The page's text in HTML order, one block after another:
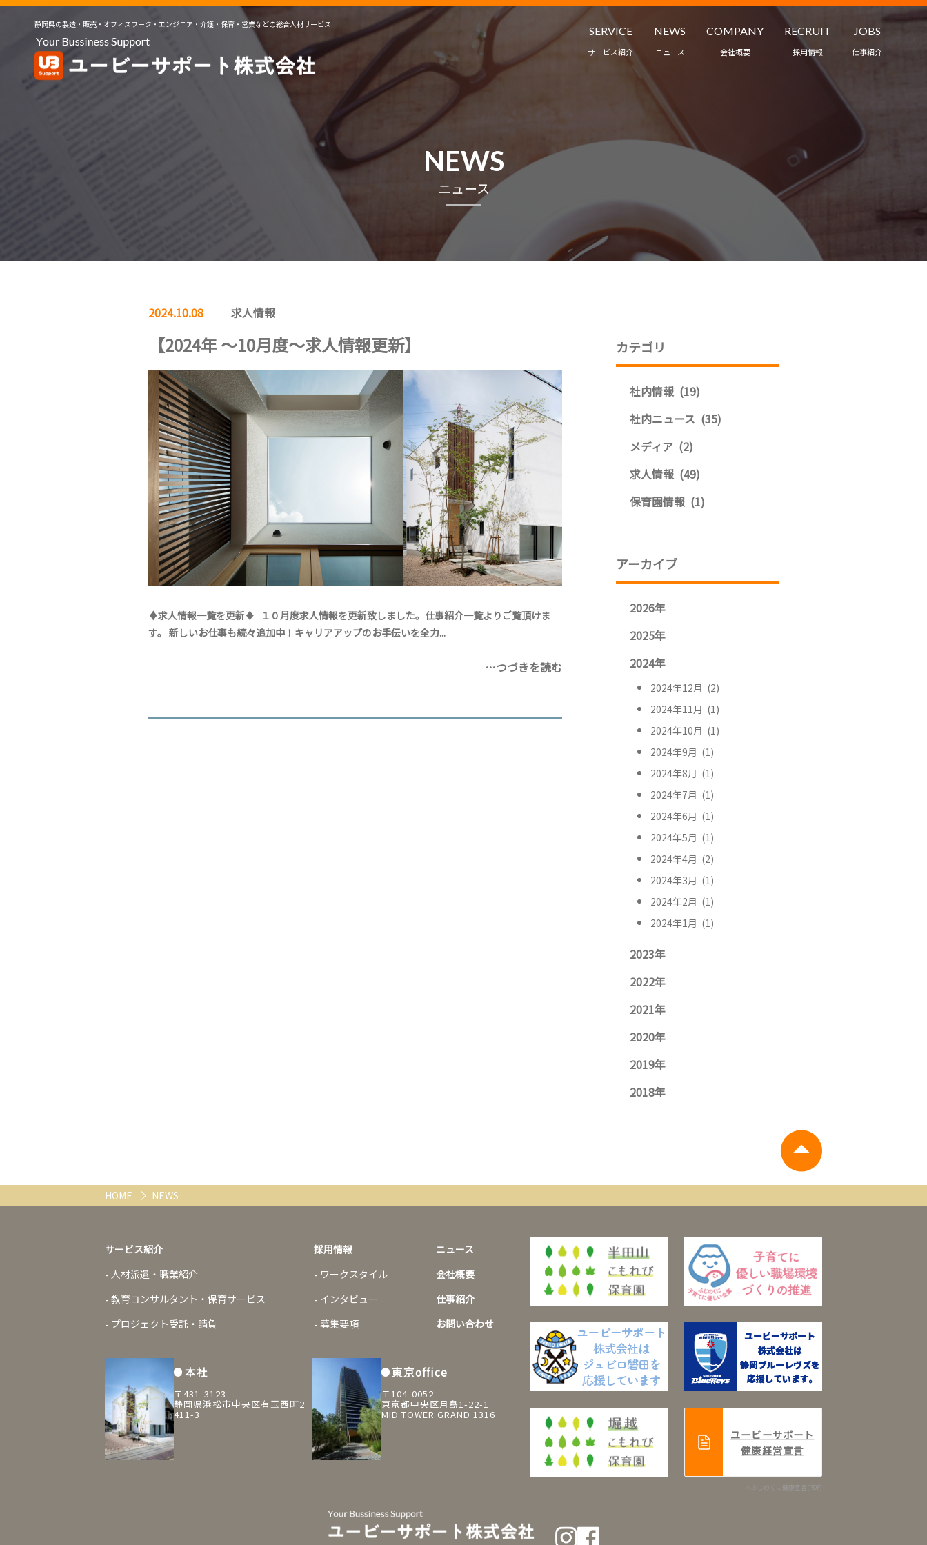
静岡県の製造・販売・オフィスワーク・エンジニア・介護・保育・営業などの総合人材サービス
SERVICE
サービス紹介
サービス
NEWS
ニュース
COMPANY
会社概要
RECRUIT
採用情報
募集要項
JOBS
仕事紹介
NEWS
ニュース
2024.10.08 求人情報
【2024年 ～10月度～求人情報更新】
♦求人情報一覧を更新♦ １０月度求人情報を更新致しました。仕事紹介一覧よりご覧頂けま
す。 新しいお仕事も続々追加中！キャリアアップのお手伝いを全力...
…つづきを読む
カテゴリ
社内情報 (19)
社内ニュース (35)
メディア (2)
求人情報 (49)
保育園情報 (1)
アーカイブ
2026年
2025年
2024年
2024年12月 (2)
2024年11月 (1)
2024年10月 (1)
2024年9月 (1)
2024年8月 (1)
2024年7月 (1)
2024年6月 (1)
2024年5月 (1)
2024年4月 (2)
2024年3月 (1)
2024年2月 (1)
2024年1月 (1)
2023年
2022年
2021年
2020年
2019年
2018年
HOME NEWS
サービス紹介
人材派遣・職業紹介
教育コンサルタント・保育サービス
プロジェクト受託・請負
採用情報
ワークスタイル
インタビュー
募集要項
ニュース
会社概要
仕事紹介
お問い合わせ
本社
〒431-3123
静岡県浜松市中央区有玉西町2
411-3
東京office
〒104-0052
東京都中央区月島1-22-1
MID TOWER GRAND 1316
ユービーサポート
健康経営宣言
※ふじのくに健康宣言(PDF)